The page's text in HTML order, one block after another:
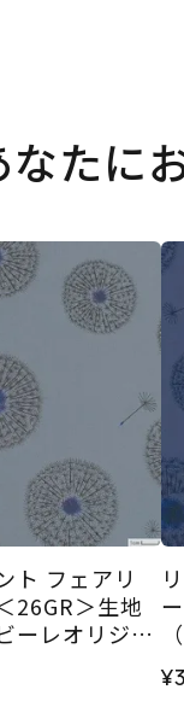
なたに
ト フェアリ
26GR＞生地
ーレオリジナ